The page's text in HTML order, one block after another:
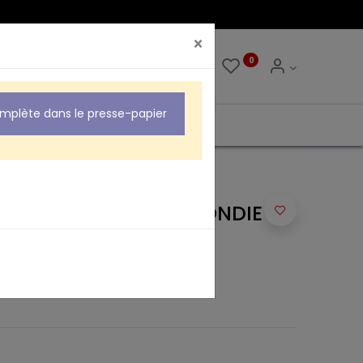
0
AVEC PLAQUE ARRONDIE
×
dans le presse-papier